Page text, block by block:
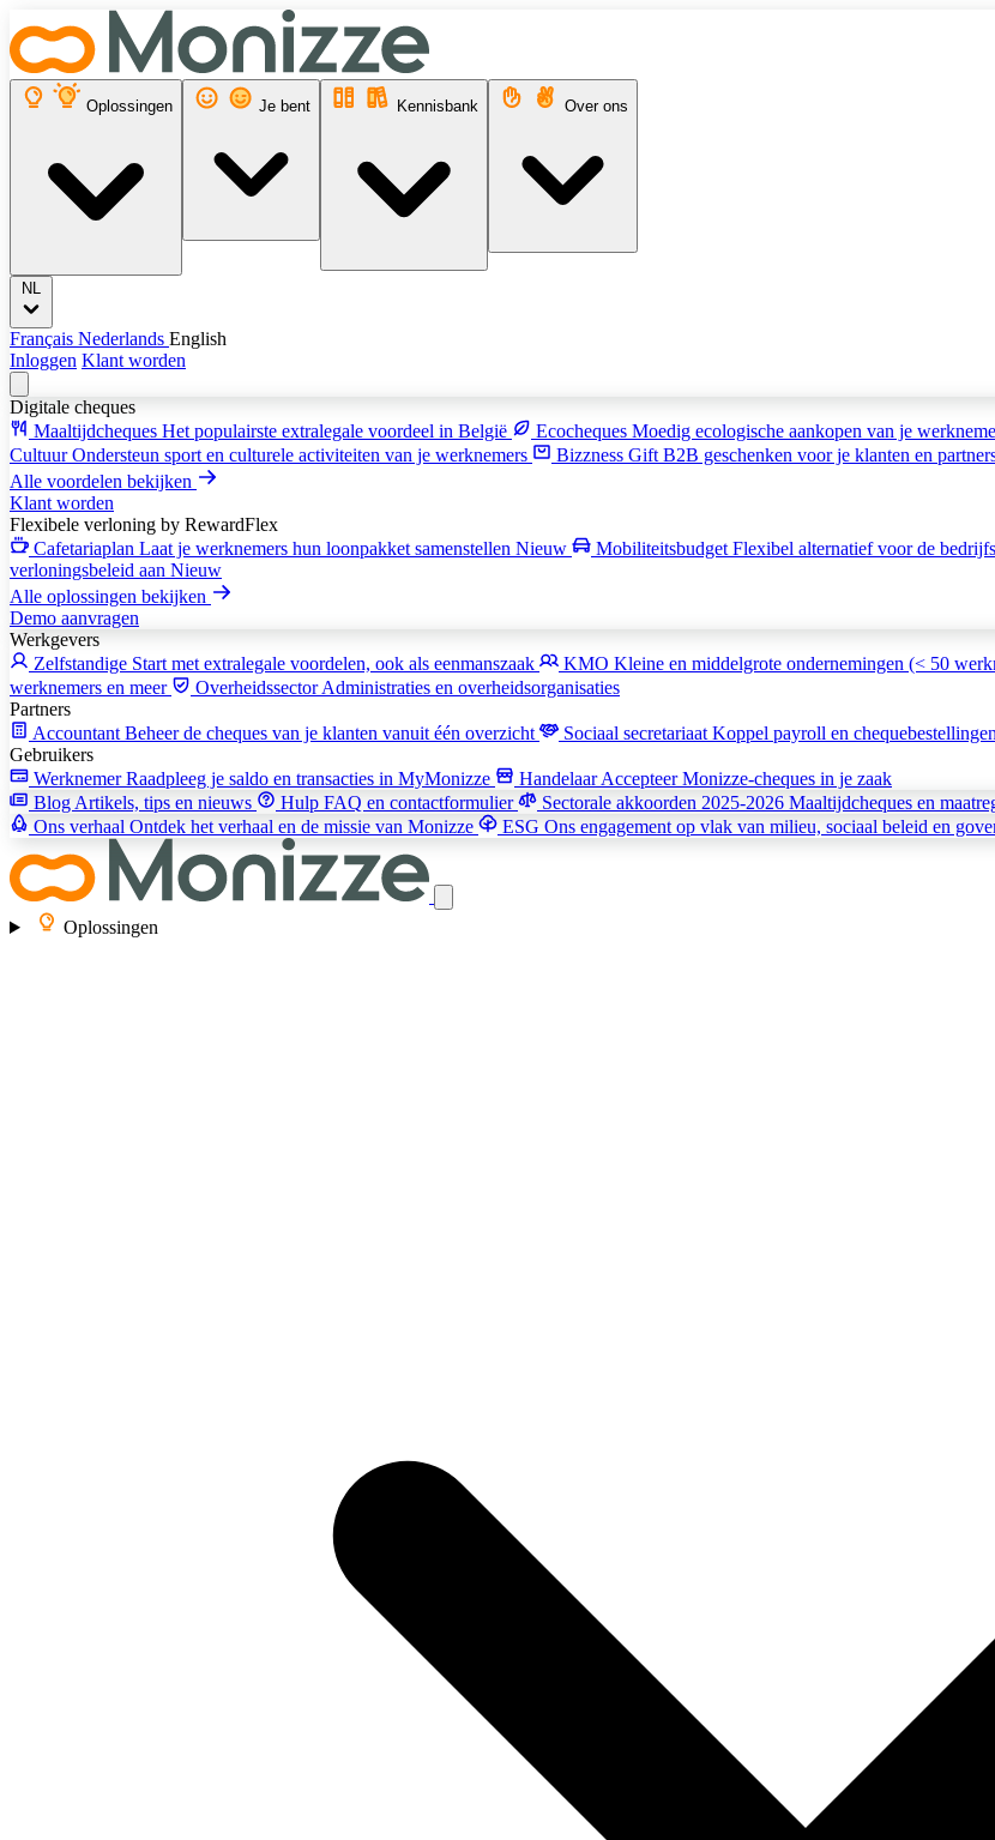
Oplossingen Je bent Kennisbank Over ons
Français Nederlands English
Inloggen Klant worden
Digitale cheques
Maaltijdcheques Het populairste extralegale voordeel in België Ecocheques Moedig ecologische aankopen van je
CultuurOndersteun sport en culturele activiteiten van je werknemers Bizzness Gift B2B geschenken voor je klanten en
Alle voordelen bekijken
Klant worden
Flexibele verloning by RewardFlex
Cafetariaplan Laat je werknemers hun loonpakket samenstellen Nieuw Mobiliteitsbudget Flexibel alternatief voor de
verloningsbeleid aan Nieuw
Alle oplossingen bekijken
Demo aanvragen
Werkgevers
Zelfstandige Start met extralegale voordelen, ook als eenmanszaak KMO Kleine en middelgrote ondernemingen (< 50
werknemers en meer
OverheidssectorAdministraties en overheidsorganisaties
Partners
Accountant Beheer de cheques van je klanten vanuit één overzicht Sociaal secretariaat Koppel payroll en
Gebruikers
WerknemerRaadpleeg je saldo en transacties in MyMonizze HandelaarAccepteer Monizze-cheques in je zaak
Blog Artikels, tips en nieuws Hulp FAQ en contactformulier Sectorale akkoorden 2025-2026 Maaltijdcheques en
Ons verhaal Ontdek het verhaal en de missie van Monizze ESG Ons engagement op vlak van milieu, sociaal beleid en
Oplossingen